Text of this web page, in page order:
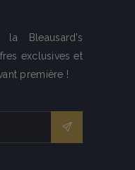
Bleausard’s
exclusives et
première !